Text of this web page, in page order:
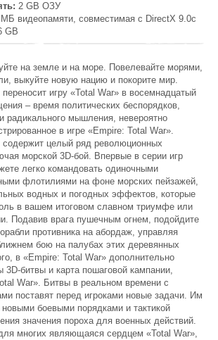
2 GB ОЗУ
видеопамяти, совместимая с DirectX 9.0c
GB
на земле и на море. Повелевайте морями,
выкуйте новую нацию и покорите мир.
игру «Total War» в восемнадцатый
– время политических беспорядков,
радикального мышления, невероятно
в игре «Empire: Total War».
содержит целый ряд революционных
морской 3D-бой. Впервые в серии игр
легко командовать одиночными
флотилиями на фоне морских пейзажей,
водных и погодных эффектов, которые
в вашем итоговом славном триумфе или
Подавив врага пушечным огнем, подойдите
противника на абордаж, управляя
бою на палубах этих деревянных
в «Empire: Total War» дополнительно
3D-битвы и карта пошаговой кампании,
War». Битвы в реальном времени с
поставят перед игроками новые задачи. Им
новыми боевыми порядками и тактикой
значения пороха для военных действий.
многих являющаяся сердцем «Total War»,